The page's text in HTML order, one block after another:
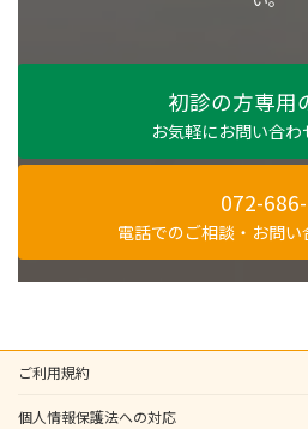
初診の方専用
お気軽にお問い合わ
072-
電話でのご相談・お問い
ご利用規約
個人情報保護法への対応